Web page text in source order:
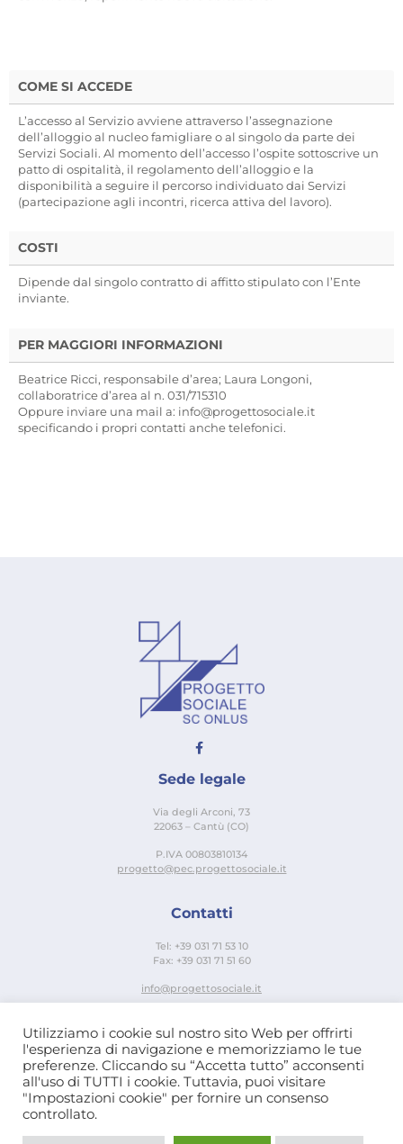
COME SI ACCEDE
L’accesso al Servizio avviene attraverso l’assegnazione
dell’alloggio al nucleo famigliare o al singolo da parte dei
Servizi Sociali. Al momento dell’accesso l’ospite sottoscrive un
patto di ospitalità, il regolamento dell’alloggio e la
disponibilità a seguire il percorso individuato dai Servizi
(partecipazione agli incontri, ricerca attiva del lavoro).
COSTI
Dipende dal singolo contratto di affitto stipulato con l’Ente
inviante.
PER MAGGIORI INFORMAZIONI
Beatrice Ricci, responsabile d’area; Laura Longoni,
collaboratrice d’area al n. 031/715310
Oppure inviare una mail a: info@progettosociale.it
specificando i propri contatti anche telefonici.
Sede legale
Via degli Arconi, 73
22063 – Cantù (CO)
P.IVA 00803810134
progetto@pec.progettosociale.it
Contatti
Tel: +39 031 71 53 10
Fax: +39 031 71 51 60
info@progettosociale.it
Links Utili
Privacy e Cookie Policy
Whistleblowing
Utilizziamo i cookie sul nostro sito Web per offrirti
l'esperienza di navigazione e memorizziamo le tue
preferenze. Cliccando su “Accetta tutto” acconsenti
all'uso di TUTTI i cookie. Tuttavia, puoi visitare
"Impostazioni cookie" per fornire un consenso
controllato.